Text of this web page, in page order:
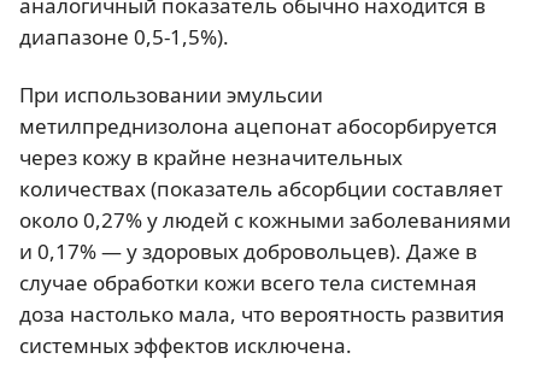
аналогичный показатель обычно находится в
диапазоне 0,5-1,5%).
При использовании эмульсии
метилпреднизолона ацепонат абосорбируется
через кожу в крайне незначительных
количествах (показатель абсорбции составляет
около 0,27% у людей с кожными заболеваниями
и 0,17% — у здоровых добровольцев). Даже в
случае обработки кожи всего тела системная
доза настолько мала, что вероятность развития
системных эффектов исключена.